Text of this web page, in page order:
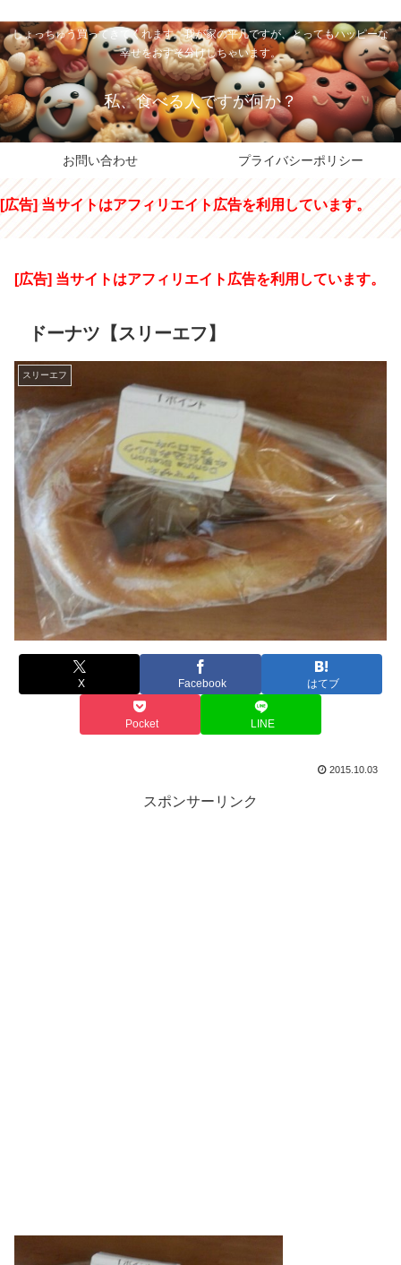
しょっちゅう買ってきてくれます。我が家の平凡ですが、とってもハッピーな
幸せをおすそ分けしちゃいます。
私、食べる人ですが何か？
お問い合わせ プライバシーポリシー
[広告] 当サイトはアフィリエイト広告を利用しています。
[広告] 当サイトはアフィリエイト広告を利用しています。
ドーナツ【スリーエフ】
スリーエフ
X Facebook はてブ
Pocket LINE
2015.10.03
スポンサーリンク